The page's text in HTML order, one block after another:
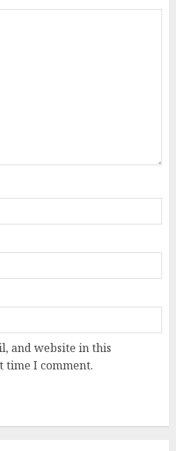
and website in this
time I comment.